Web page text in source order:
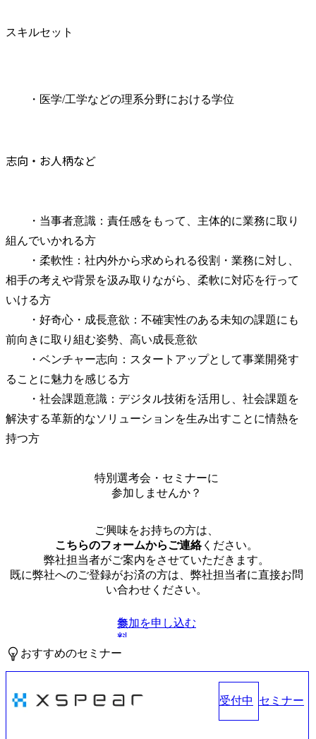
スキルセット
・医学/工学などの理系分野における学位
志向・お人柄など
・当事者意識：責任感をもって、主体的に業務に取り
組んでいかれる方
・柔軟性：社内外から求められる役割・業務に対し、
相手の考えや背景を汲み取りながら、柔軟に対応を行って
いける方
・好奇心・成長意欲：不確実性のある未知の課題にも
前向きに取り組む姿勢、高い成長意欲
・ベンチャー志向：スタートアップとして事業開発す
ることに魅力を感じる方
・社会課題意識：デジタル技術を活用し、社会課題を
解決する革新的なソリューションを生み出すことに情熱を
持つ方
特別選考会・セミナーに
参加しませんか？
ご興味をお持ちの方は、
こちらのフォームからご連絡ください。
弊社担当者がご案内をさせていただきます。
既に弊社へのご登録がお済の方は、弊社担当者に直接お問
い合わせください。
無
料
参加を申し込む
おすすめのセミナー
受付中 セミナー